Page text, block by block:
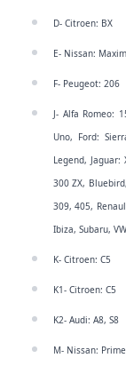
D- Citroen: BX
E- Nissan:
F- Peugeot: 206
J- Alfa Romeo:
Uno, Ford:
Legend, Jaguar:
300 ZX,
309, 405,
Ibiza, Subaru,
K- Citroen: C5
K1- Citroen: C5
K2- Audi: A8, S8
M- Nissan: